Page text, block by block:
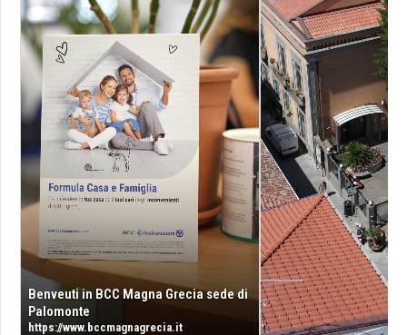
Benveuti in BCC Magna Grecia sede di
Palomonte
https://www.bccmagnagrecia.it